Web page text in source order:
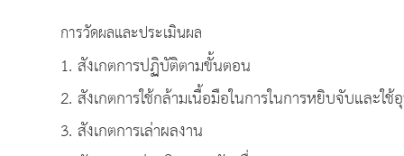
การวัดผลและประเมินผล
1. สังเกตการปฏิบัติตามขั้นตอน
2. สังเกตการใช้กล้ามเนื้อมือในการในการหยิบจับและใ
3. สังเกตการเล่าผลงาน